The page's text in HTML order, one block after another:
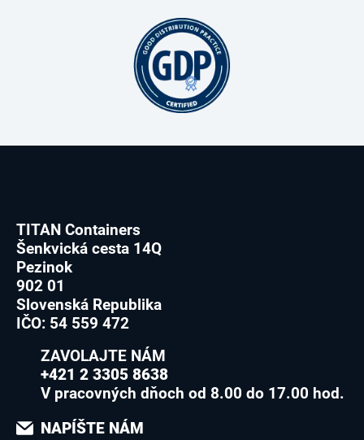
TITAN Containers
Šenkvická cesta 14Q
Pezinok
902 01
Slovenská Republika
IČO: 54 559 472
ZAVOLAJTE NÁM
+421 2 3305 8638
V pracovných dňoch od 8.00 do 17.00 hod.
NAPÍŠTE NÁM